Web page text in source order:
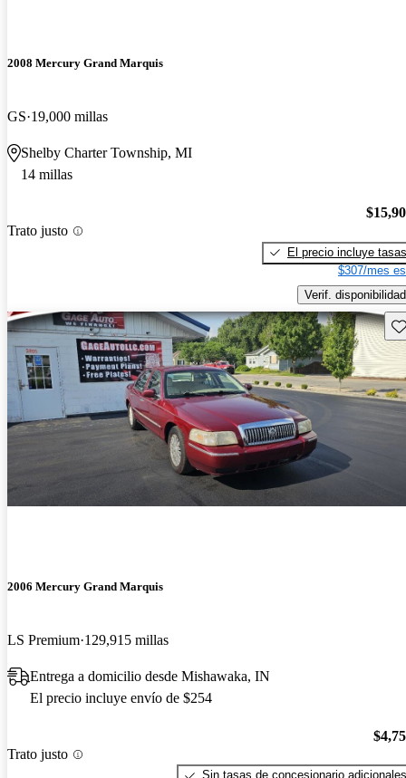
2008 Mercury Grand Marquis
GS 19,000 millas
Shelby Charter Township, MI
14 millas
Trato justo
El precio incluye tasas
$307/mes
Verif. disponibilidad
2006 Mercury Grand Marquis
LS Premium 129,915 millas
Entrega a domicilio desde Mishawaka, IN
El precio incluye envío de $254
Trato justo
Sin tasas de concesionario adicionales